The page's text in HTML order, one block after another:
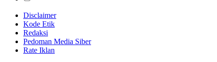
Disclaimer
Kode Etik
Redaksi
Pedoman Media Siber
Rate Iklan